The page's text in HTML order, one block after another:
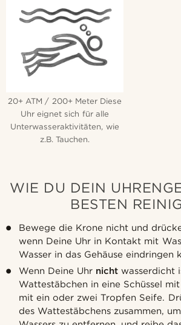
20+ ATM / 200+ Meter Diese
Uhr eignet sich für alle
Unterwasseraktivitäten, wie
z.B. Tauchen.
WIE DU DEIN
BESTEN
Bewege die Krone nicht und
wenn Deine Uhr in Kontakt mit
Wasser in das Gehäuse eindringen
Wenn Deine Uhr nicht wasserdicht
Wattestäbchen in eine Schüssel
mit ein oder zwei Tropfen Seife.
des Wattestäbchens zusammen,